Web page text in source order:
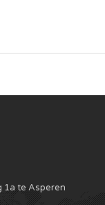
1a te Asperen